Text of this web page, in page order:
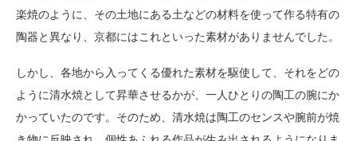
楽焼のように、その土地にある土などの材料を使って作る特有の
陶器と異なり、京都にはこれといった素材がありませんでした。
しかし、各地から入ってくる優れた素材を駆使して、それをどの
ように清水焼として昇華させるかが、一人ひとりの陶工の腕にか
かっていたのです。そのため、清水焼は陶工のセンスや腕前が焼